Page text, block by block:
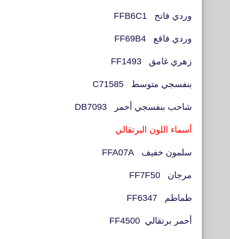
وردي فاتح FFB6C1
وردي فاقع FF69B4
زهري غامق FF1493
بنفسجي متوسط C71585
شاحب بنفسجي أحمر DB7093
أسماء اللون البرتقالي
سلمون خفيف FFA07A
مرجان FF7F50
طماطم FF6347
أحمر برتقالي FF4500